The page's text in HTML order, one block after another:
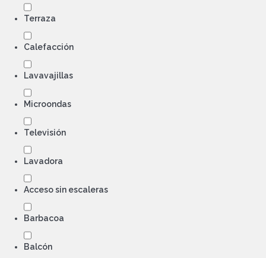
Terraza
Calefacción
Lavavajillas
Microondas
Televisión
Lavadora
Acceso sin escaleras
Barbacoa
Balcón